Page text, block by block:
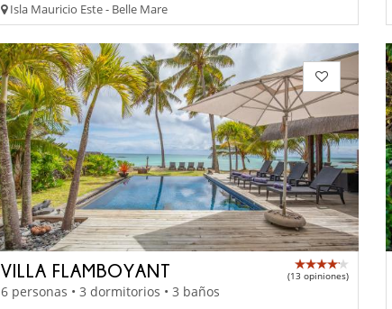
Isla Mauricio Este - Belle Mare
VILLA FLAMBOYANT (13 opiniones)
6 personas • 3 dormitorios • 3 baños